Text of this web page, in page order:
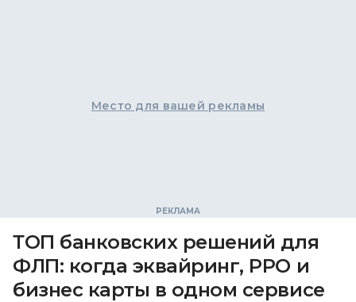
Место для вашей рекламы
ТОП банковских решений для
ФЛП: когда эквайринг, РРО и
бизнес карты в одном сервисе